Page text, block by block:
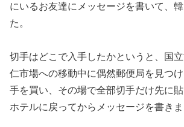
にいるお友達にメッセージを書いて、
た。
切手はどこで入手したかというと、国
仁市場への移動中に偶然郵便局を見つ
手を買い、その場で全部切手だけ先に
ホテルに戻ってからメッセージを書きま